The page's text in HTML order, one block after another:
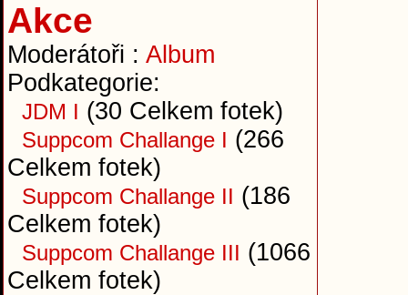
Akce
Moderátoři : Album
Podkategorie:
JDM I (30 Celkem fotek)
Suppcom Challange I (266
Celkem fotek)
Suppcom Challange II (186
Celkem fotek)
Suppcom Challange III (1066
Celkem fotek)